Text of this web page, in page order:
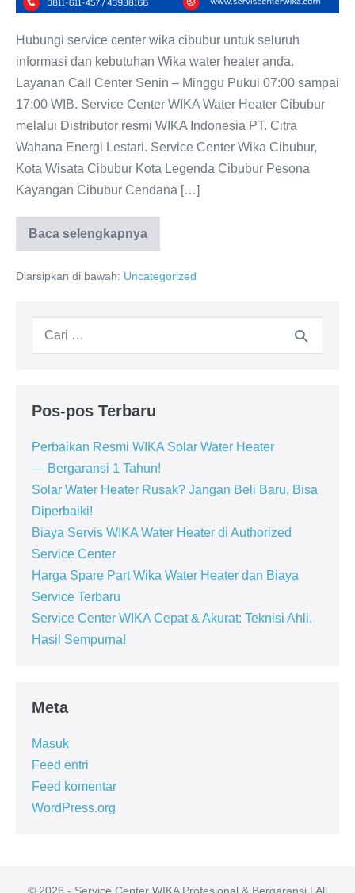
Modern
Hubungi service center wika cibubur untuk seluruh
informasi dan kebutuhan Wika water heater anda.
Layanan Call Center Senin – Minggu Pukul 07:00 sampai
17:00 WIB. Service Center WIKA Water Heater Cibubur
melalui Distributor resmi WIKA Indonesia PT. Citra
Wahana Energi Lestari. Service Center Wika Cibubur,
Kota Wisata Cibubur Kota Legenda Cibubur Pesona
Kayangan Cibubur Cendana […]
Baca selengkapnya
Service
Center
Cibubur:
Diarsipkan di bawah: Uncategorized
Pencarian
Pos-pos Terbaru
Perbaikan Resmi WIKA Solar Water Heater
— Bergaransi 1 Tahun!
Solar Water Heater Rusak? Jangan Beli Baru, Bisa
Diperbaiki!
Biaya Servis WIKA Water Heater di Authorized
Service Center
Harga Spare Part Wika Water Heater dan Biaya
Service Terbaru
Service Center WIKA Cepat & Akurat: Teknisi Ahli,
Hasil Sempurna!
Meta
Masuk
Feed entri
Feed komentar
WordPress.org